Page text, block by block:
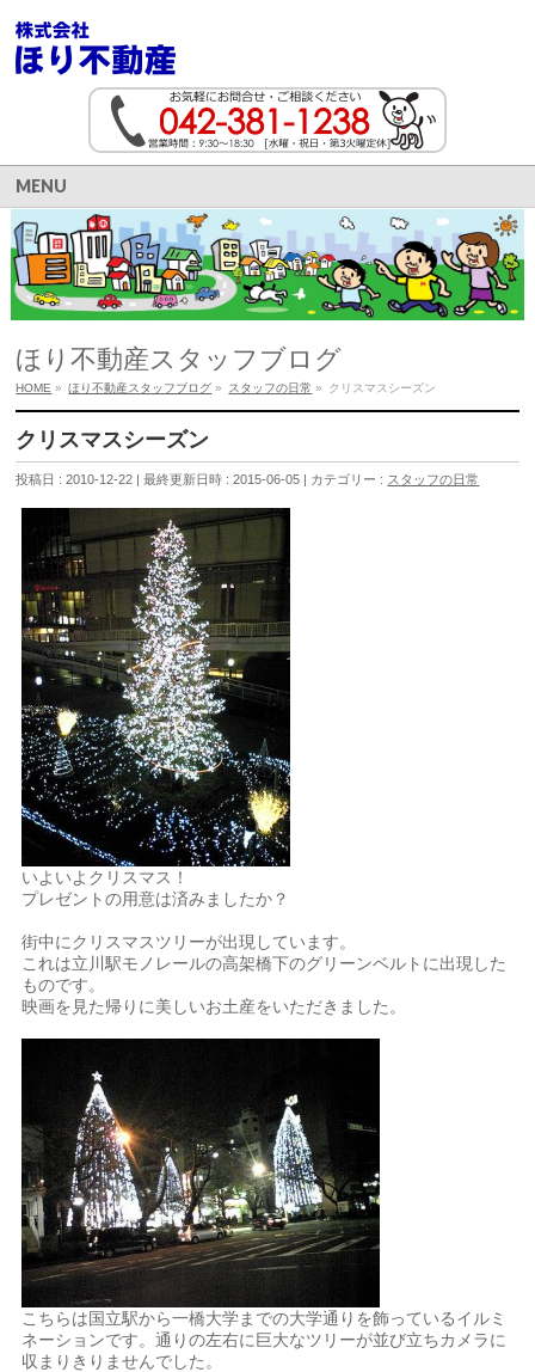
MENU
ほり不動産スタッフブログ
HOME » ほり不動産スタッフブログ » スタッフの日常 » クリスマスシーズン
クリスマスシーズン
投稿日 : 2010-12-22 最終更新日時 : 2015-06-05 カテゴリー : スタッフの日常
いよいよクリスマス！
プレゼントの用意は済みましたか？
街中にクリスマスツリーが出現しています。
これは立川駅モノレールの高架橋下のグリーンベルトに出現した
ものです。
映画を見た帰りに美しいお土産をいただきました。
こちらは国立駅から一橋大学までの大学通りを飾っているイルミ
ネーションです。通りの左右に巨大なツリーが並び立ちカメラに
収まりきりませんでした。